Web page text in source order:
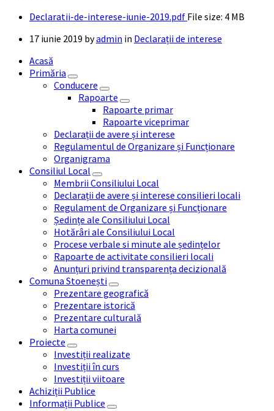
Declaratii-de-interese-iunie-2019.pdf File size: 4 MB
17 iunie 2019 byadmin in Declarații de interese
Acasă
Primăria
Conducere
Rapoarte
Rapoarte primar
Rapoarte viceprimar
Declarații de avere și interese
Regulamentul de Organizare și Funcționare
Organigrama
Consiliul Local
Membrii Consiliului Local
Declarații de avere și interese consilieri locali
Regulament de Organizare și Funcționare
Ședințe ale Consiliului Local
Hotărâri ale Consiliului Local
Procese verbale si minute ale ședințelor
Rapoarte de activitate consilieri locali
Anunțuri privind transparența decizională
Comuna Stoenești
Prezentare geografică
Prezentare istorică
Prezentare culturală
Harta comunei
Proiecte
Investiții realizate
Investiții în curs
Investiții viitoare
Achiziții Publice
Informații Publice